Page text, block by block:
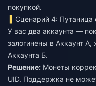
покупкой.
Сценарий 4: Путаница
У вас два аккаунта —
залогинены в Аккаунт А,
Аккаунта Б.
Решение: Монеты
UID. Поддержка не